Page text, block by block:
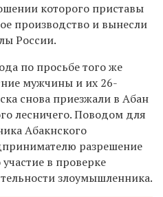
которого приставы
производство и вынесли
России.
по просьбе того же
мужчины и их 26-
снова приезжали в Абан
лесничего. Поводом для
Абакнского
разрешение
участие в проверке
злоумышленника.